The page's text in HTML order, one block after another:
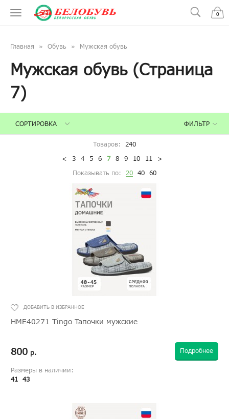
0
Главная Обувь Мужская обувь
Мужская обувь (Страница
7)
СОРТИРОВКА ФИЛЬТР
Товаров: 240
<
3 4 5 6 7 8 9 10 11
>
Показывать по:
20 40 60
HME40271 Tingo Тапочки мужские
800 р. Подробнее
Размеры в наличии:
41 43